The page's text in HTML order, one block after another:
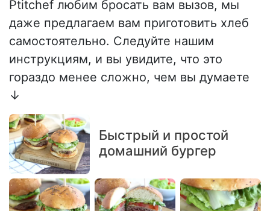
Ptitchef любим бросать вам вызов, мы
даже предлагаем вам приготовить хлеб
самостоятельно. Следуйте нашим
инструкциям, и вы увидите, что это
гораздо менее сложно, чем вы думаете
↓
Быстрый и простой
домашний бургер